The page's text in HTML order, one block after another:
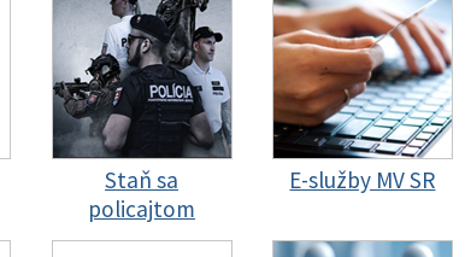
Staň sa
policajtom
E-služby MV SR